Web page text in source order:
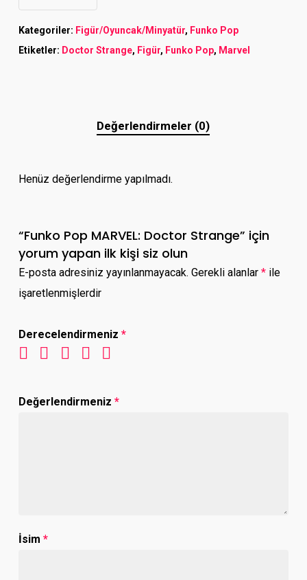
Kategoriler: Figür/Oyuncak/Minyatür, Funko Pop
Etiketler: Doctor Strange, Figür, Funko Pop, Marvel
Değerlendirmeler (0)
Henüz değerlendirme yapılmadı.
“Funko Pop MARVEL: Doctor Strange” için
yorum yapan ilk kişi siz olun
E-posta adresiniz yayınlanmayacak. Gerekli alanlar *ile
işaretlenmişlerdir
Derecelendirmeniz *
Değerlendirmeniz *
İsim *